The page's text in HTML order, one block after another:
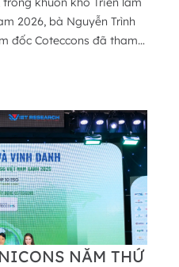
2026, bà Nguyễn Trình
đốc Coteccons đã tham
sản Việt Nam". Tại
NĂM THỨ